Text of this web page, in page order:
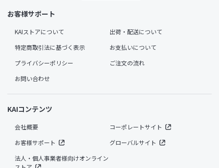
お客様サポート
KAIストアについて
出荷・配送について
特定商取引法に基づく表示
お支払いについて
プライバシーポリシー
ご注文の流れ
お問い合わせ
KAIコンテンツ
会社概要
コーポレートサイト
お客様サポート
グローバルサイト
法人・個人事業者様向けオンライン